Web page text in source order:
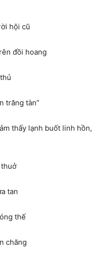
hội cũ
đồi hoang
trăng tàn”
thấy lạnh buốt linh hồn,
tan
thế
chăng